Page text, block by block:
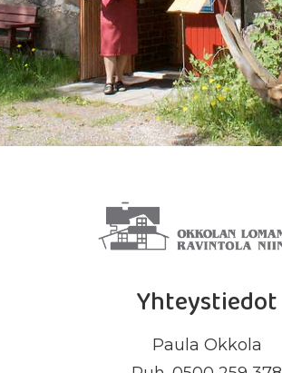
Yhteystiedot
Paula Okkola